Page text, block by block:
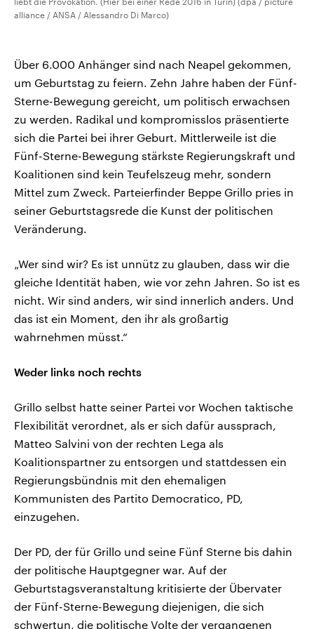
alliance / ANSA / Alessandro Di Marco)
Über 6.000 Anhänger sind nach Neapel gekommen,
um Geburtstag zu feiern. Zehn Jahre haben der Fünf-
Sterne-Bewegung gereicht, um politisch erwachsen
zu werden. Radikal und kompromisslos präsentierte
sich die Partei bei ihrer Geburt. Mittlerweile ist die
Fünf-Sterne-Bewegung stärkste Regierungskraft und
Koalitionen sind kein Teufelszeug mehr, sondern
Mittel zum Zweck. Parteierfinder Beppe Grillo pries in
seiner Geburtstagsrede die Kunst der politischen
Veränderung.
„Wer sind wir? Es ist unnütz zu glauben, dass wir die
gleiche Identität haben, wie vor zehn Jahren. So ist es
nicht. Wir sind anders, wir sind innerlich anders. Und
das ist ein Moment, den ihr als großartig
wahrnehmen müsst.“
Weder links noch rechts
Grillo selbst hatte seiner Partei vor Wochen taktische
Flexibilität verordnet, als er sich dafür aussprach,
Matteo Salvini von der rechten Lega als
Koalitionspartner zu entsorgen und stattdessen ein
Regierungsbündnis mit den ehemaligen
Kommunisten des Partito Democratico, PD,
einzugehen.
Der PD, der für Grillo und seine Fünf Sterne bis dahin
der politische Hauptgegner war. Auf der
Geburtstagsveranstaltung kritisierte der Übervater
der Fünf-Sterne-Bewegung diejenigen, die sich
schwertun, die politische Volte der vergangenen